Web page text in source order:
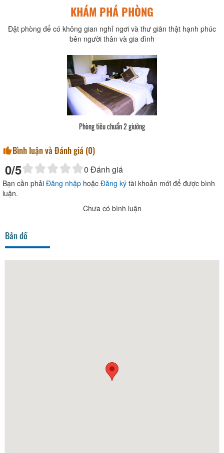
KHÁM PHÁ PHÒNG
Đặt phòng để có không gian nghỉ ngơi và thư giãn thật hạnh phúc
bên người thân và gia đình
Phòng tiêu chuẩn 2 giường
Bình luận và Đánh giá (0)
0/5 0 Đánh giá
Bạn cần phải Đăng nhập hoặc Đăng ký tài khoản mới để được bình
luận.
Chưa có bình luận
Bản đồ